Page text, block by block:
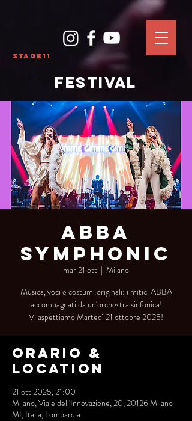
Stage11
FESTIVAL
Abba
Symphonic
mar 21 ott
  |
Milano
Musica, voci e costumi originali: i mitici ABBA
accompagnati da un'orchestra sinfonica!
Vi aspettiamo Martedì 21 ottobre 2025!
Orario &
Location
21 ott 2025, 21:00
Milano, Viale dell'Innovazione, 20, 20126 Milano
MI, Italia, Lombardia